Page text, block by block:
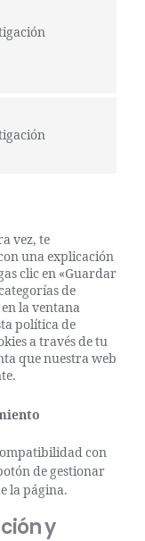
vez, te
una explicación
clic en «Guardar
de
la ventana
política de
a través de tu
que nuestra web
con
de gestionar
la página.
y